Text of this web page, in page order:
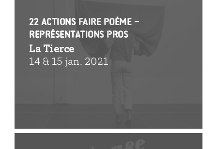
22 actions faire poème –
représentations Pros
La Tierce
14 & 15 jan. 2021